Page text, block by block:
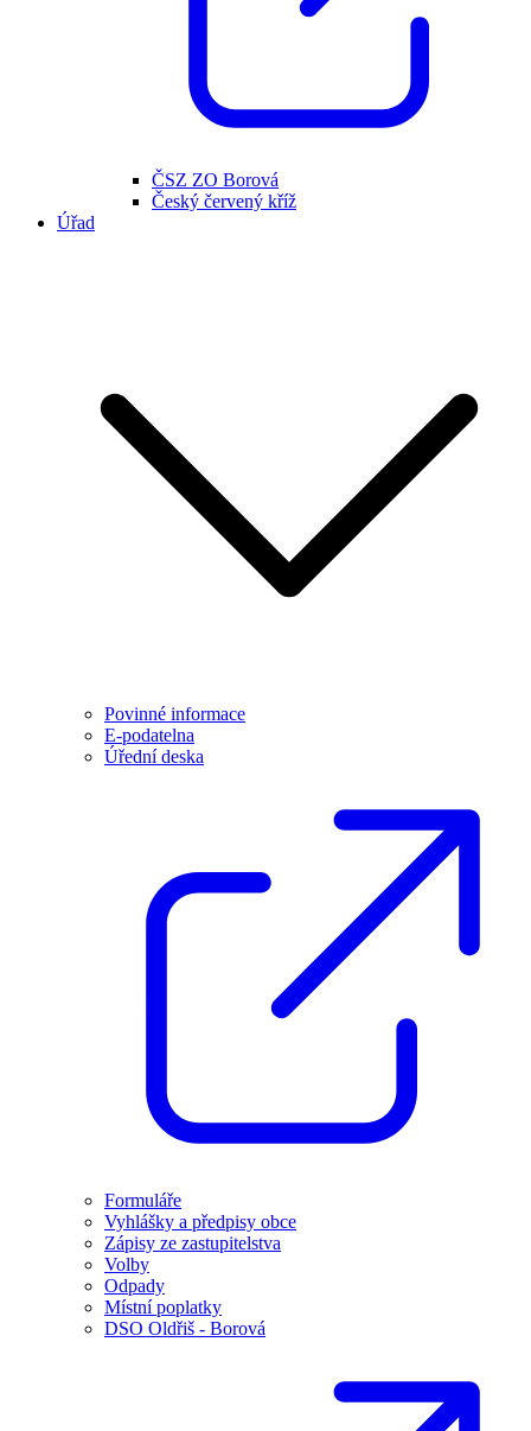
ČSZ ZO Borová
Český červený kříž
Úřad
Povinné informace
E-podatelna
Úřední deska
Formuláře
Vyhlášky a předpisy obce
Zápisy ze zastupitelstva
Volby
Odpady
Místní poplatky
DSO Oldřiš - Borová